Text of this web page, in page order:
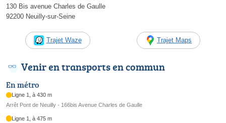
130 Bis avenue Charles de Gaulle
92200 Neuilly-sur-Seine
Trajet Waze Trajet Maps
Venir en transports en commun
En métro
Ligne 1, à 430 m
Arrêt Pont de Neuilly - 166bis Avenue Charles de Gaulle
Ligne 1, à 475 m